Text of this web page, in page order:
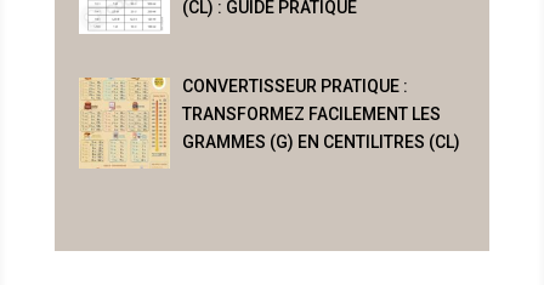
(CL) : GUIDE PRATIQUE
CONVERTISSEUR PRATIQUE :
TRANSFORMEZ FACILEMENT LES
GRAMMES (G) EN CENTILITRES (CL)